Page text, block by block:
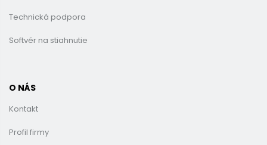
Technická podpora
Softvér na stiahnutie
O NÁS
Kontakt
Profil firmy